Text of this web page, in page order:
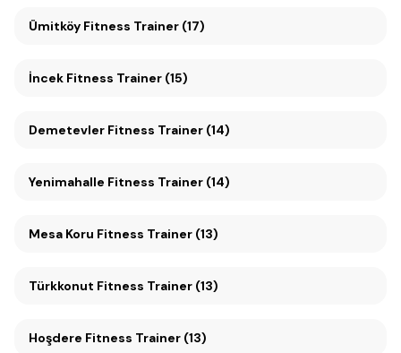
Ümitköy Fitness Trainer (17)
İncek Fitness Trainer (15)
Demetevler Fitness Trainer (14)
Yenimahalle Fitness Trainer (14)
Mesa Koru Fitness Trainer (13)
Türkkonut Fitness Trainer (13)
Hoşdere Fitness Trainer (13)